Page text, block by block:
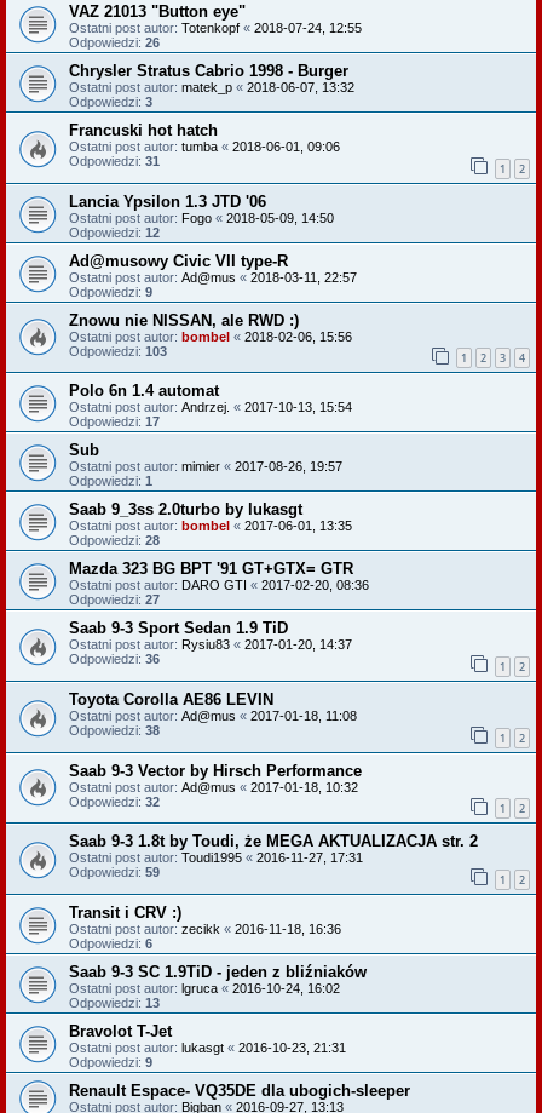
VAZ 21013 "Button eye"
Ostatni post autor: Totenkopf « 2018-07-24, 12:55
Odpowiedzi: 26
Chrysler Stratus Cabrio 1998 - Burger
Ostatni post autor: matek_p « 2018-06-07, 13:32
Odpowiedzi: 3
Francuski hot hatch
Ostatni post autor: tumba « 2018-06-01, 09:06
Odpowiedzi: 31 1 2
Lancia Ypsilon 1.3 JTD '06
Ostatni post autor: Fogo « 2018-05-09, 14:50
Odpowiedzi: 12
Ad@musowy Civic VII type-R
Ostatni post autor: Ad@mus « 2018-03-11, 22:57
Odpowiedzi: 9
Znowu nie NISSAN, ale RWD :)
Ostatni post autor: bombel « 2018-02-06, 15:56
Odpowiedzi: 103 1 2 3 4
Polo 6n 1.4 automat
Ostatni post autor: Andrzej. « 2017-10-13, 15:54
Odpowiedzi: 17
Sub
Ostatni post autor: mimier « 2017-08-26, 19:57
Odpowiedzi: 1
Saab 9_3ss 2.0turbo by lukasgt
Ostatni post autor: bombel « 2017-06-01, 13:35
Odpowiedzi: 28
Mazda 323 BG BPT '91 GT+GTX= GTR
Ostatni post autor: DARO GTI « 2017-02-20, 08:36
Odpowiedzi: 27
Saab 9-3 Sport Sedan 1.9 TiD
Ostatni post autor: Rysiu83 « 2017-01-20, 14:37
Odpowiedzi: 36 1 2
Toyota Corolla AE86 LEVIN
Ostatni post autor: Ad@mus « 2017-01-18, 11:08
Odpowiedzi: 38 1 2
Saab 9-3 Vector by Hirsch Performance
Ostatni post autor: Ad@mus « 2017-01-18, 10:32
Odpowiedzi: 32 1 2
Saab 9-3 1.8t by Toudi, że MEGA AKTUALIZACJA str. 2
Ostatni post autor: Toudi1995 « 2016-11-27, 17:31
Odpowiedzi: 59 1 2
Transit i CRV :)
Ostatni post autor: zecikk « 2016-11-18, 16:36
Odpowiedzi: 6
Saab 9-3 SC 1.9TiD - jeden z bliźniaków
Ostatni post autor: lgruca « 2016-10-24, 16:02
Odpowiedzi: 13
Bravolot T-Jet
Ostatni post autor: lukasgt « 2016-10-23, 21:31
Odpowiedzi: 9
Renault Espace- VQ35DE dla ubogich-sleeper
Ostatni post autor: Bigban « 2016-09-27, 13:13